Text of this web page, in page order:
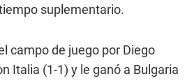
suplementario.
campo de juego por Diego
Italia (1-1) y le ganó a Bulgaria